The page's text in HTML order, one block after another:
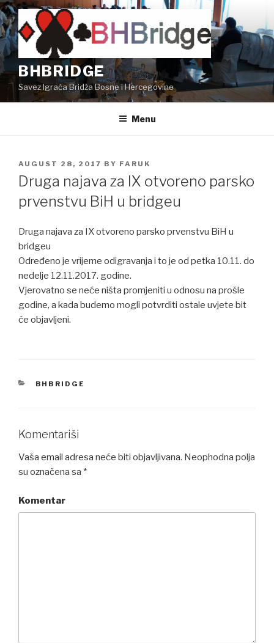
Skip
to
content
BHBRIDGE
Savez Igrača Bridža Bosne i Hercegovine
Menu
POSTED
ON
AUGUST 28, 2017 BY FARUK
Druga najava za IX otvoreno parsko
prvenstvu BiH u bridgeu
Druga najava za IX otvoreno parsko prvenstvu BiH u
bridgeu
Određeno je vrijeme odigravanja i to je od petka 10.11. do
nedelje 12.11.2017. godine.
Vjerovatno se neće ništa promjeniti u odnosu na prošle
godine, a kada budemo mogli potvrditi ostale uvjete bit
će objavljeni.
CATEGORIES
BHBRIDGE
Komentariši
Vaša email adresa neće biti objavljivana. Neophodna polja
su označena sa *
Komentar